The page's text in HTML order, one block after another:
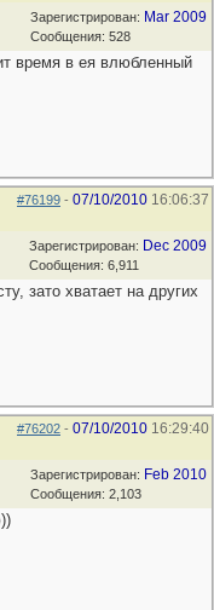
Зарегистрирован: Mar 2009
Сообщения: 528
время в ея влюбленный
#76199 - 07/10/2010 16:06:37
Зарегистрирован: Dec 2009
Сообщения: 6,911
зато хватает на других
#76202 - 07/10/2010 16:29:40
Зарегистрирован: Feb 2010
Сообщения: 2,103